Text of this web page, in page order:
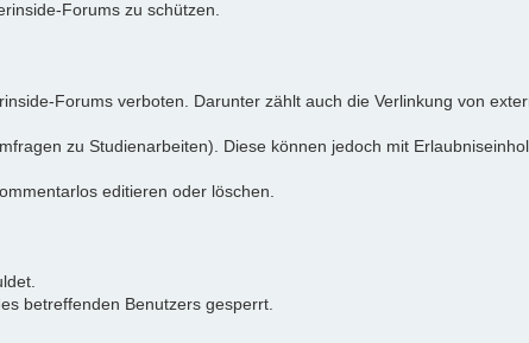
Forums zu schützen.
Forums verboten. Darunter zählt auch die Verlinkung von
zu Studienarbeiten). Diese können jedoch mit
editieren oder löschen.
betreffenden Benutzers gesperrt.